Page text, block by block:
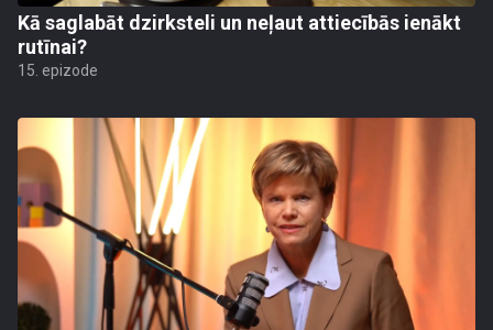
Kā saglabāt dzirksteli un neļaut attiecībās ienākt
rutīnai?
15. epizode